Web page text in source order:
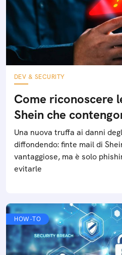
DEV & SECURITY
Come riconoscere
Shein che
Una nuova truffa ai danni
diffondendo: finte mail di
vantaggiose, ma è solo
evitarle
HOW-TO